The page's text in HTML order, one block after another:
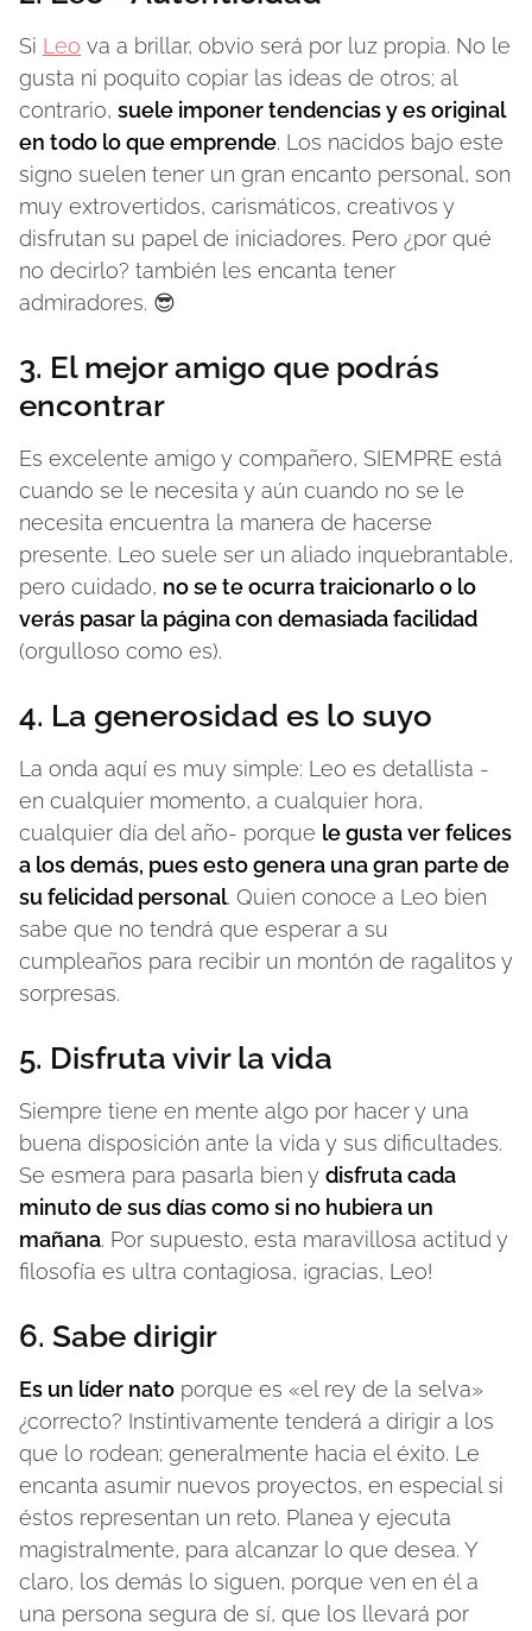
Si Leo va a brillar, obvio será por luz propia. No le
gusta ni poquito copiar las ideas de otros; al
contrario, suele imponer tendencias y es original
en todo lo que emprende. Los nacidos bajo este
signo suelen tener un gran encanto personal, son
muy extrovertidos, carismáticos, creativos y
disfrutan su papel de iniciadores. Pero ¿por qué
no decirlo? también les encanta tener
admiradores. 😎
3. El mejor amigo que podrás
encontrar
Es excelente amigo y compañero, SIEMPRE está
cuando se le necesita y aún cuando no se le
necesita encuentra la manera de hacerse
presente. Leo suele ser un aliado inquebrantable,
pero cuidado, no se te ocurra traicionarlo o lo
verás pasar la página con demasiada facilidad
(orgulloso como es).
4. La generosidad es lo suyo
La onda aquí es muy simple: Leo es detallista -
en cualquier momento, a cualquier hora,
cualquier día del año- porque le gusta ver felices
a los demás, pues esto genera una gran parte de
su felicidad personal. Quien conoce a Leo bien
sabe que no tendrá que esperar a su
cumpleaños para recibir un montón de ragalitos y
sorpresas.
5. Disfruta vivir la vida
Siempre tiene en mente algo por hacer y una
buena disposición ante la vida y sus dificultades.
Se esmera para pasarla bien y disfruta cada
minuto de sus días como si no hubiera un
mañana. Por supuesto, esta maravillosa actitud y
filosofía es ultra contagiosa, ¡gracias, Leo!
6. Sabe dirigir
Es un líder nato porque es «el rey de la selva»
¿correcto? Instintivamente tenderá a dirigir a los
que lo rodean; generalmente hacia el éxito. Le
encanta asumir nuevos proyectos, en especial si
éstos representan un reto. Planea y ejecuta
magistralmente, para alcanzar lo que desea. Y
claro, los demás lo siguen, porque ven en él a
una persona segura de sí, que los llevará por